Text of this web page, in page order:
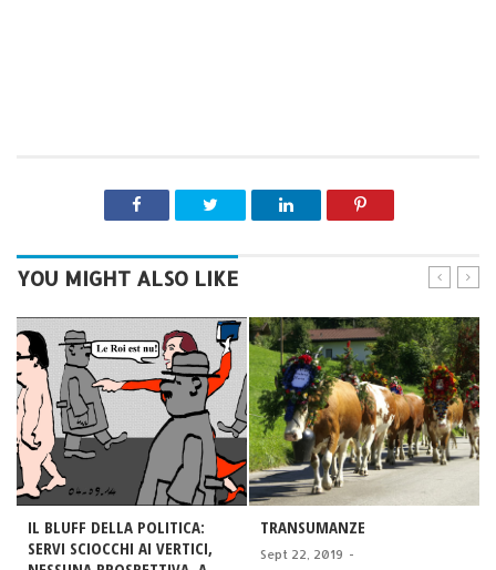
YOU MIGHT ALSO LIKE
IL BLUFF DELLA POLITICA:
SERVI SCIOCCHI AI VERTICI,
TRANSUMANZE
Sept 22, 2019 -